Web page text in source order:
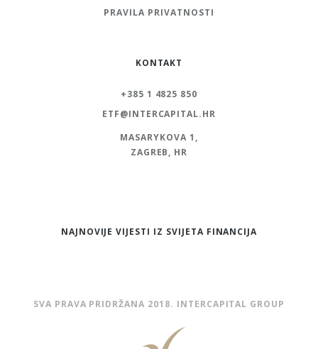
PRAVILA PRIVATNOSTI
KONTAKT
+385 1 4825 850
ETF@INTERCAPITAL.HR
MASARYKOVA 1,
ZAGREB, HR
NAJNOVIJE VIJESTI IZ SVIJETA FINANCIJA
SVA PRAVA PRIDRŽANA 2018. INTERCAPITAL GROUP